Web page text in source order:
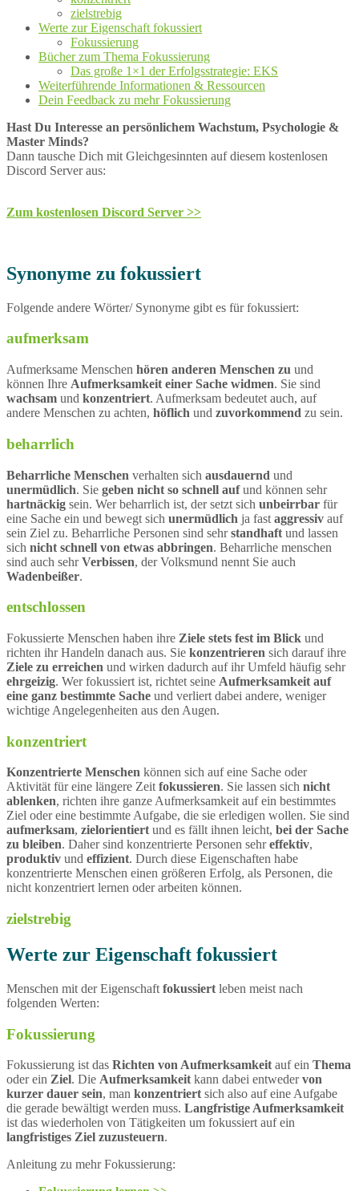
zielstrebig
Werte zur Eigenschaft fokussiert
Fokussierung
Bücher zum Thema Fokussierung
Das große 1×1 der Erfolgsstrategie: EKS
Weiterführende Informationen & Ressourcen
Dein Feedback zu mehr Fokussierung
Hast Du Interesse an persönlichem Wachstum, Psychologie &
Master Minds?
Dann tausche Dich mit Gleichgesinnten auf diesem kostenlosen
Discord Server aus:
Zum kostenlosen Discord Server >>
Synonyme zu fokussiert
Folgende andere Wörter/ Synonyme gibt es für fokussiert:
aufmerksam
Aufmerksame Menschen hören anderen Menschen zu und
können Ihre Aufmerksamkeit einer Sache widmen. Sie sind
wachsam und konzentriert. Aufmerksam bedeutet auch, auf
andere Menschen zu achten, höflich und zuvorkommend zu sein.
beharrlich
Beharrliche Menschen verhalten sich ausdauernd und
unermüdlich. Sie geben nicht so schnell aufund können sehr
hartnäckig sein. Wer beharrlich ist, der setzt sich unbeirrbar für
eine Sache ein und bewegt sich unermüdlich ja fast aggressiv auf
sein Ziel zu. Beharrliche Personen sind sehrstandhaft und lassen
sich nicht schnell von etwas abbringen. Beharrliche menschen
sind auch sehrVerbissen, der Volksmund nennt Sie auch
Wadenbeißer.
entschlossen
Fokussierte Menschen haben ihre Ziele stets fest im Blick und
richten ihr Handeln danach aus. Sie konzentrieren sich darauf ihre
Ziele zu erreichen und wirken dadurch auf ihr Umfeld häufig sehr
ehrgeizig. Wer fokussiert ist, richtet seine Aufmerksamkeit auf
eine ganz bestimmte Sache und verliert dabei andere, weniger
wichtige Angelegenheiten aus den Augen.
konzentriert
Konzentrierte Menschen können sich auf eine Sache oder
Aktivität für eine längere Zeitfokussieren. Sie lassen sich nicht
ablenken, richten ihre ganze Aufmerksamkeit auf ein bestimmtes
Ziel oder eine bestimmte Aufgabe, die sie erledigen wollen. Sie sind
aufmerksam, zielorientiertund es fällt ihnen leicht, bei der Sache
zu bleiben. Daher sind konzentrierte Personen sehreffektiv,
produktiv und effizient. Durch diese Eigenschaften habe
konzentrierte Menschen einen größeren Erfolg, als Personen, die
nicht konzentriert lernen oder arbeiten können.
zielstrebig
Werte zur Eigenschaft fokussiert
Menschen mit der Eigenschaft fokussiert leben meist nach
folgenden Werten:
Fokussierung
Fokussierung ist das Richten von Aufmerksamkeitauf ein Thema
oder ein Ziel. Die Aufmerksamkeitkann dabei entwedervon
kurzer dauer sein, man konzentriertsich also auf eine Aufgabe
die gerade bewältigt werden muss. Langfristige Aufmerksamkeit
ist das wiederholen von Tätigkeiten um fokussiert auf ein
langfristiges Ziel zuzusteuern.
Anleitung zu mehr Fokussierung: